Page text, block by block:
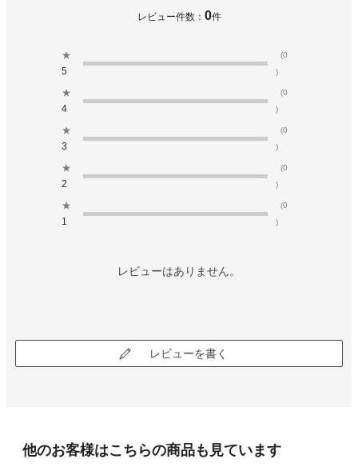
レビュー件数： 0件
★
5
(0
)
★
4
(0
)
★
3
(0
)
★
2
(0
)
★
1
(0
)
レビューはありません。
レビューを書く
他のお客様はこちらの商品も見ています